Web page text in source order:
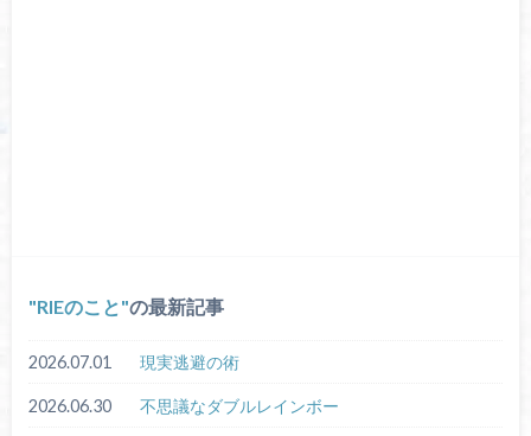
RIEのこと の最新記事
2026.07.01 現実逃避の術
2026.06.30 不思議なダブルレインボー